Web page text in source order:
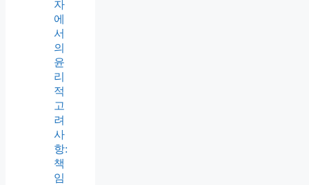
갭
투
자
하
기
위
한
추
천
매
물
100
선